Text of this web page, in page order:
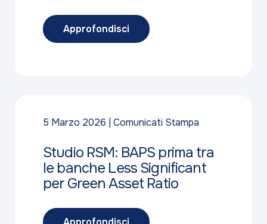
Approfondisci
5 Marzo 2026 Comunicati Stampa
Studio RSM: BAPS prima tra
le banche Less Significant
per Green Asset Ratio